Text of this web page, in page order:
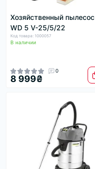
Хозяйственный пылесос
WD 5 V-25/5/22
Код товара: 1000057
В наличии
0
8 999₴